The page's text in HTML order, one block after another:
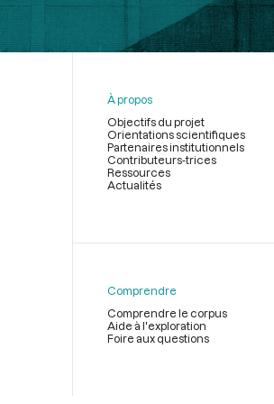
page
À propos
Objectifs du projet
Orientations scientifiques
Partenaires institutionnels
Contributeurs-trices
Ressources
Actualités
Comprendre
Comprendre le corpus
Aide à l'exploration
Foire aux questions